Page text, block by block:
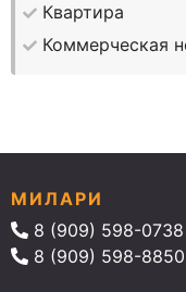
Квартира
Коммерческая
МИЛАРИ
8 (909) 598-0738
8 (909) 598-8850